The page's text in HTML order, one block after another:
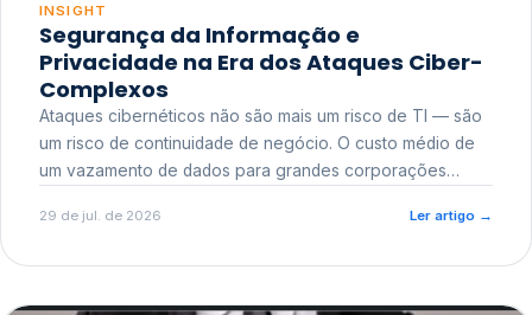
INSIGHT
Segurança da Informação e
Privacidade na Era dos Ataques Ciber-
Complexos
Ataques cibernéticos não são mais um risco de TI — são
um risco de continuidade de negócio. O custo médio de
um vazamento de dados para grandes corporações
reputacional e o risco regulatório junto a órgãos como a
29 de jul. de 2026 Ler artigo →